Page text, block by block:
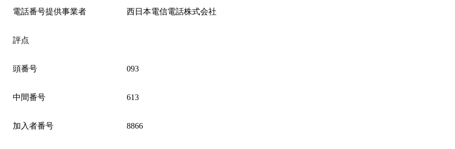
電話番号提供事業者 西日本電信電話株式会社
評点
頭番号 093
中間番号 613
加入者番号 8866